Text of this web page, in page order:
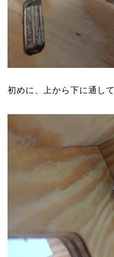
初めに、上から下に通して